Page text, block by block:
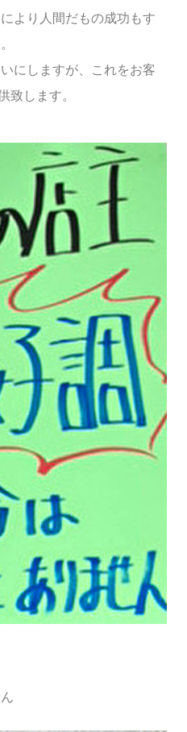
より人間だもの成功もす
にしますが、これをお客
致します。